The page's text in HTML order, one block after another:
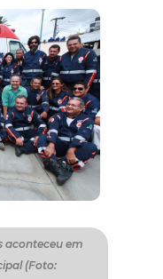
aconteceu em
(Foto: